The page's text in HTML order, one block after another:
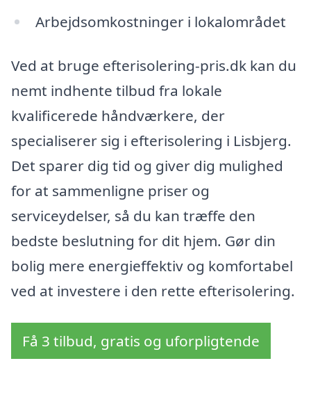
Arbejdsomkostninger i lokalområdet
Ved at bruge efterisolering-pris.dk kan du
nemt indhente tilbud fra lokale
kvalificerede håndværkere, der
specialiserer sig i efterisolering i Lisbjerg.
Det sparer dig tid og giver dig mulighed
for at sammenligne priser og
serviceydelser, så du kan træffe den
bedste beslutning for dit hjem. Gør din
bolig mere energieffektiv og komfortabel
ved at investere i den rette efterisolering.
Få 3 tilbud, gratis og uforpligtende